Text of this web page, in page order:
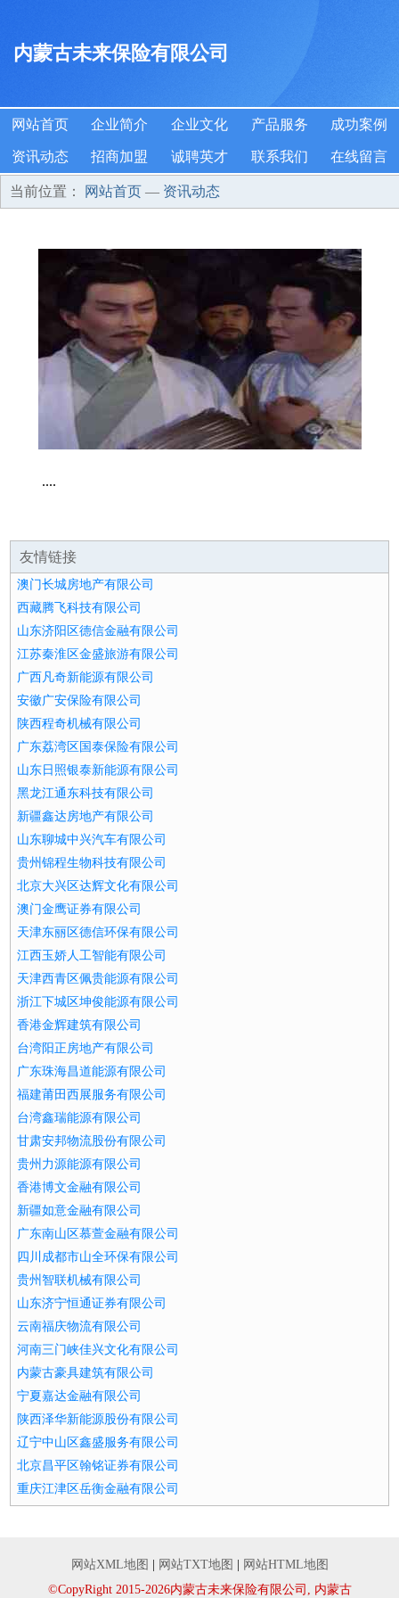
内蒙古未来保险有限公司
网站首页 企业简介 企业文化 产品服务 成功案例
资讯动态 招商加盟 诚聘英才 联系我们 在线留言
当前位置： 网站首页 — 资讯动态
....
友情链接
澳门长城房地产有限公司
西藏腾飞科技有限公司
山东济阳区德信金融有限公司
江苏秦淮区金盛旅游有限公司
广西凡奇新能源有限公司
安徽广安保险有限公司
陕西程奇机械有限公司
广东荔湾区国泰保险有限公司
山东日照银泰新能源有限公司
黑龙江通东科技有限公司
新疆鑫达房地产有限公司
山东聊城中兴汽车有限公司
贵州锦程生物科技有限公司
北京大兴区达辉文化有限公司
澳门金鹰证券有限公司
天津东丽区德信环保有限公司
江西玉娇人工智能有限公司
天津西青区佩贵能源有限公司
浙江下城区坤俊能源有限公司
香港金辉建筑有限公司
台湾阳正房地产有限公司
广东珠海昌道能源有限公司
福建莆田西展服务有限公司
台湾鑫瑞能源有限公司
甘肃安邦物流股份有限公司
贵州力源能源有限公司
香港博文金融有限公司
新疆如意金融有限公司
广东南山区慕萱金融有限公司
四川成都市山全环保有限公司
贵州智联机械有限公司
山东济宁恒通证券有限公司
云南福庆物流有限公司
河南三门峡佳兴文化有限公司
内蒙古豪具建筑有限公司
宁夏嘉达金融有限公司
陕西泽华新能源股份有限公司
辽宁中山区鑫盛服务有限公司
北京昌平区翰铭证券有限公司
重庆江津区岳衡金融有限公司
网站XML地图 网站TXT地图
网站HTML地图
©CopyRight 2015-2026内蒙古未来保险有限公司, 内蒙古